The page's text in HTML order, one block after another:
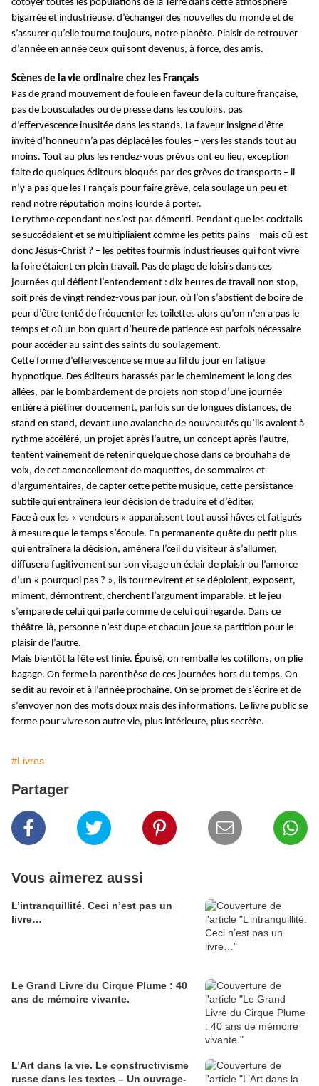
côtoyer toutes les populations de la Terre dans cette atmosphère
bigarrée et industrieuse, d’échanger des nouvelles du monde et de
s’assurer qu’elle tourne toujours, notre planète. Plaisir de retrouver
d’année en année ceux qui sont devenus, à force, des amis.
Scènes de la vie ordinaire chez les Français
Pas de grand mouvement de foule en faveur de la culture française,
pas de bousculades ou de presse dans les couloirs, pas
d’effervescence inusitée dans les stands. La faveur insigne d’être
invité d’honneur n’a pas déplacé les foules – vers les stands tout au
moins. Tout au plus les rendez-vous prévus ont eu lieu, exception
faite de quelques éditeurs bloqués par des grèves de transports – il
n’y a pas que les Français pour faire grève, cela soulage un peu et
rend notre réputation moins lourde à porter.
Le rythme cependant ne s’est pas démenti. Pendant que les cocktails
se succédaient et se multipliaient comme les petits pains – mais où est
donc Jésus-Christ ? – les petites fourmis industrieuses qui font vivre
la foire étaient en plein travail. Pas de plage de loisirs dans ces
journées qui défient l’entendement : dix heures de travail non stop,
soit près de vingt rendez-vous par jour, où l’on s’abstient de boire de
peur d’être tenté de fréquenter les toilettes alors qu’on n’en a pas le
temps et où un bon quart d’heure de patience est parfois nécessaire
pour accéder au saint des saints du soulagement.
Cette forme d’effervescence se mue au fil du jour en fatigue
hypnotique. Des éditeurs harassés par le cheminement le long des
allées, par le bombardement de projets non stop d’une journée
entière à piétiner doucement, parfois sur de longues distances, de
stand en stand, devant une avalanche de nouveautés qu’ils avalent à
rythme accéléré, un projet après l’autre, un concept après l’autre,
tentent vainement de retenir quelque chose dans ce brouhaha de
voix, de cet amoncellement de maquettes, de sommaires et
d’argumentaires, de capter cette petite musique, cette persistance
subtile qui entraînera leur décision de traduire et d’éditer.
Face à eux les « vendeurs » apparaissent tout aussi hâves et fatigués
à mesure que le temps s’écoule. En permanente quête du petit plus
qui entraînera la décision, amènera l’œil du visiteur à s’allumer,
diffusera fugitivement sur son visage un éclair de plaisir ou l’amorce
d’un « pourquoi pas ? », ils tournevirent et se déploient, exposent,
miment, démontrent, cherchent l’argument imparable. Et le jeu
s’empare de celui qui parle comme de celui qui regarde. Dans ce
théâtre-là, personne n’est dupe et chacun joue sa partition pour le
plaisir de l’autre.
Mais bientôt la fête est finie. Épuisé, on remballe les cotillons, on plie
bagage. On ferme la parenthèse de ces journées hors du temps. On
se dit au revoir et à l’année prochaine. On se promet de s’écrire et de
s’envoyer non des mots doux mais des informations. Le livre public se
ferme pour vivre son autre vie, plus intérieure, plus secrète.
#Livres
Partager
Vous aimerez aussi
L’intranquillité. Ceci n’est pas un
livre…
Le Grand Livre du Cirque Plume : 40
ans de mémoire vivante.
L’Art dans la vie. Le constructivisme
russe dans les textes – Un ouvrage-